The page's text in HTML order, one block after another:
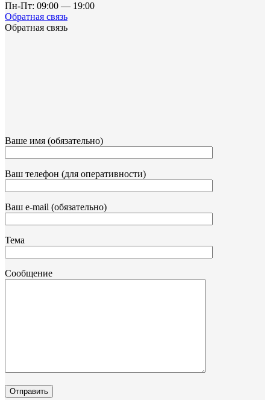
Пн-Пт: 09:00 — 19:00
Обратная связь
Обратная связь
Ваше имя (обязательно)
Ваш телефон (для оперативности)
Ваш e-mail (обязательно)
Тема
Сообщение